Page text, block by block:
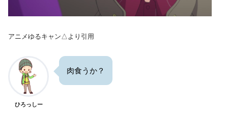
アニメゆるキャン△より引用
ひろっしー
肉食うか？